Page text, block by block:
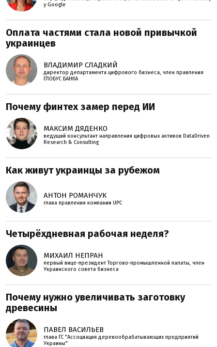
у Google
Оплата частями стала новой привычкой
украинцев
ВЛАДИМИР СЛАДКИЙ
директор департамента цифрового бизнеса, член правления
ГЛОБУС БАНКА
Почему финтех замер перед ИИ
МАКСИМ ДЯДЕНКО
ведущий консультант направления цифровых активов DataDriven
Research & Consulting
Как живут украинцы за рубежом
АНТОН РОМАНЧУК
глава правления компании UPC
Четырёхдневная рабочая неделя?
МИХАИЛ НЕПРАН
первый вице-президент Торгово-промышленной палаты, член
Украинского совета бизнеса
Почему нужно увеличивать заготовку
древесины
ПАВЕЛ ВАСИЛЬЕВ
глава ГС "Ассоциация деревообрабатывающих предприятий
Украины"